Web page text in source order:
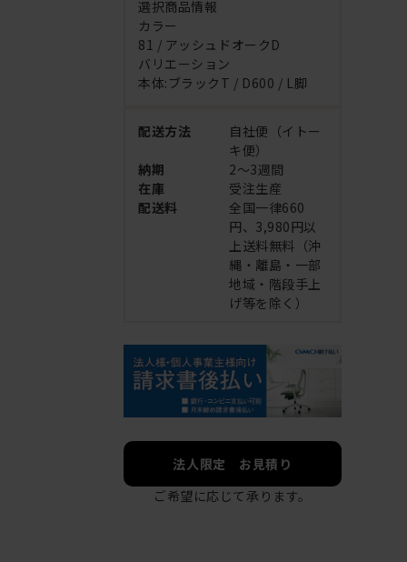
選択商品情報
カラー
81 / アッシュドオークD
バリエーション
本体:ブラックT / D600 / L脚
配送方法
自社便（イトー
キ便）
納期
2～3週間
在庫
受注生産
配送料
全国一律660
円、3,980円以
上送料無料（沖
縄・離島・一部
地域・階段手上
げ等を除く）
法人限定 お見積り
ご希望に応じて承ります。